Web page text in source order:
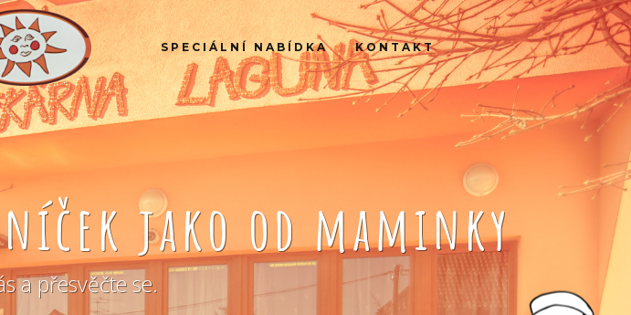
SPECIÁLNÍ NABÍDKA KONTAKT
jako od maminky
a přesvěčte se.